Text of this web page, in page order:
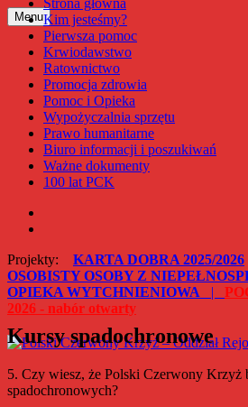
Przejdź
do
Polski Czerwony Krzyż – Oddział
Menu
Strona główna
Kim jesteśmy?
Pierwsza pomoc
Krwiodawstwo
Ratownictwo
Promocja zdrowia
Pomoc i Opieka
Wypożyczalnia sprzętu
Prawo humanitarne
Biuro informacji i poszukiwań
Ważne dokumenty
100 lat PCK
Projekty: KARTA DOBRA 2025/2026
OSOBISTY OSOBY Z
OPIEKA WYTCHNIENIOWA |
2026 - nabór otwarty
Kursy spadochronowe
5. Czy wiesz, że Polski Czerwony Krzyż
spadochronowych?